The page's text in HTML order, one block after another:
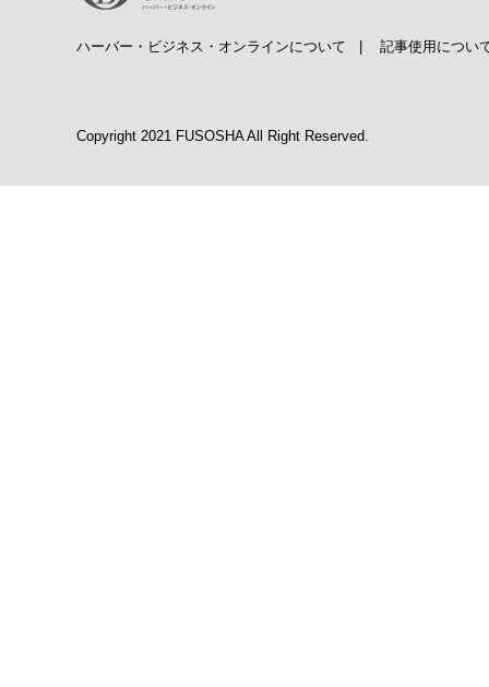
ハーバー・ビジネス・オンラインについて 記事使用につい
Copyright 2021 FUSOSHA All Right Reserved.